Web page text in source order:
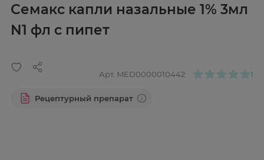
Семакс капли назальные 1% 3мл
N1 фл с пипет
Арт. MED0000010442 1
Рецептурный препарат